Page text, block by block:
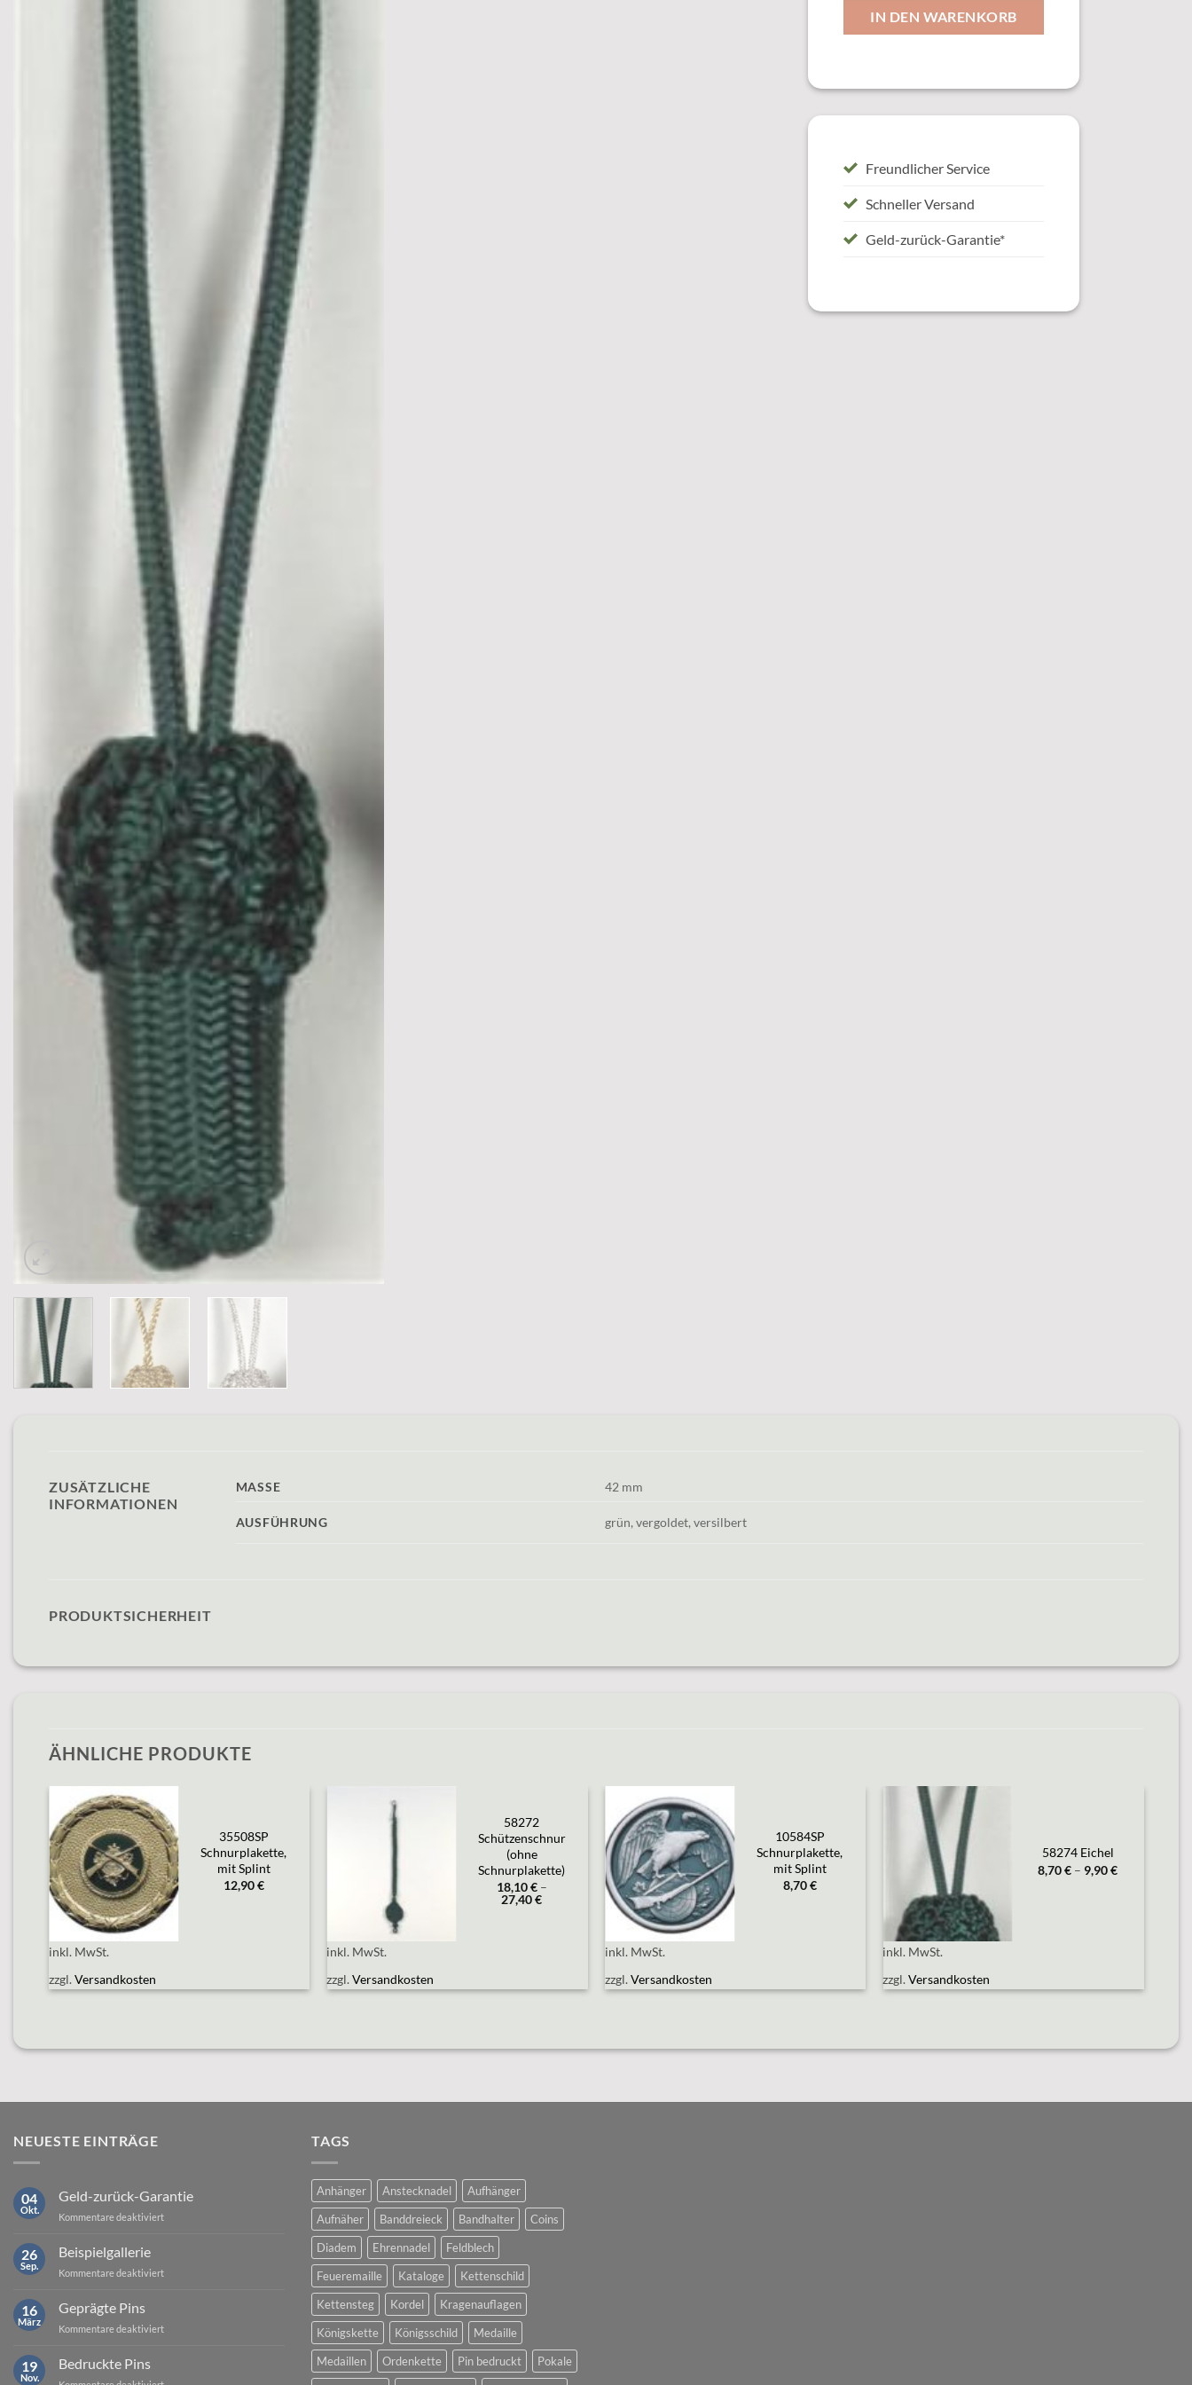
IN DEN WARENKORB
Freundlicher Service
Schneller Versand
Geld-zurück-Garantie*
ZUSÄTZLICHE
INFORMATIONEN
MASSE 42 mm
AUSFÜHRUNG grün, vergoldet, versilbert
PRODUKTSICHERHEIT
ÄHNLICHE PRODUKTE
Add to
wishlist
35508SP
Schnurplakette,
mit Splint
12,90€
inkl. MwSt.
zzgl.Versandkosten
58272
Schützenschnur
(ohne
Schnurplakette)
18,10€–
27,40€
inkl. MwSt.
zzgl.Versandkosten
Add to
wishlist
10584SP
Schnurplakette,
mit Splint
8,70€
inkl. MwSt.
zzgl.Versandkosten
Add to
wishlist
58274 Eichel
8,70€ – 9,90€
inkl. MwSt.
zzgl.Versandkosten
NEUESTE EINTRÄGE
04
Okt.
Geld-zurück-Garantie
Kommentare deaktiviertfür
26
Sep.
Beispielgallerie
Kommentare deaktiviertfür
16
März
Geprägte Pins
Kommentare deaktiviertfür
19
Nov.
Bedruckte Pins
TAGS
Anhänger Anstecknadel
Aufhänger
Aufnäher
Banddreieck Bandhalter
Coins
Diadem
Ehrennadel
Feldblech
Feueremaille
Kataloge
Kettenschild
Kettensteg
Kordel
Kragenauflagen
Königskette
Königsschild
Medaille
Medaillen
Ordenkette Pin bedruckt
Pokale